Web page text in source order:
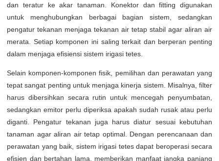
dan teratur ke akar tanaman. Konektor dan fitting digunakan
untuk menghubungkan berbagai bagian sistem, sedangkan
pengatur tekanan menjaga tekanan air tetap stabil agar aliran air
merata. Setiap komponen ini saling terkait dan berperan penting
dalam menjaga efisiensi sistem irigasi tetes.
Selain komponen-komponen fisik, pemilihan dan perawatan yang
tepat sangat penting untuk menjaga kinerja sistem. Misalnya, filter
harus dibersihkan secara rutin untuk mencegah penyumbatan,
sedangkan emitor perlu diperiksa apakah sudah rusak atau perlu
diganti. Pengatur tekanan juga harus diatur sesuai kebutuhan
tanaman agar aliran air tetap optimal. Dengan perencanaan dan
perawatan yang baik, sistem irigasi tetes dapat beroperasi secara
efisien dan bertahan lama, memberikan manfaat jangka panjang